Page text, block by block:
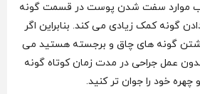
موارد سفت شدن پوست در قسمت گونه
گونه کمک زیادی می‌ کند. بنابراین اگر
گونه های چاق و برجسته هستید می
عمل جراحی در مدت زمان کوتاه گونه
چهره خود را جوان تر کنید.